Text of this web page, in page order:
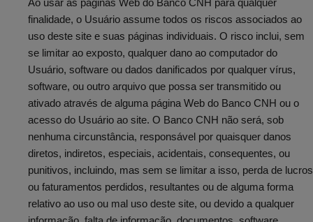
Ao usar as páginas Web do Banco CNH para qualquer
finalidade, o Usuário assume todos os riscos associados ao
uso deste site e suas páginas individuais. O risco inclui, sem
se limitar ao exposto, qualquer dano ao computador do
Usuário, software ou dados danificados por qualquer vírus,
software, ou outro arquivo que possa ser transmitido ou
ativado através de alguma página Web do Banco CNH ou o
acesso do Usuário ao site. O Banco CNH não será, sob
nenhuma circunstância, responsável por quaisquer danos
diretos, indiretos, especiais, acidentais, consequentes, ou
punitivos, incluindo, mas sem se limitar a isso, perda de lucros
ou faturamentos perdidos, resultantes ou de alguma forma
relativo ao uso ou mal uso deste site, ou devido a qualquer